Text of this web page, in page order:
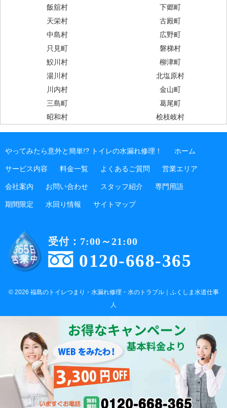
飯舘村
下郷町
天栄村
古殿町
中島村
広野町
只見町
磐梯村
鮫川村
柳津町
湯川村
北塩原村
川内村
金山町
三島町
葛尾町
昭和村
桧枝岐村
やってみたら意外と簡単!? トイレの水漏れ修理！ ホーム
サービス内容 料金一覧 よくあるご質問 営業エリア
会社案内 お問い合わせ スタッフ紹介 専門用語
期間限定 水回り情報 サイトマップ
0120-668-365
受付：7:00～21:00
© 2026 福島のトイレつまり・水漏れ修理・水のトラブル｜ふくしま水道仕事
人